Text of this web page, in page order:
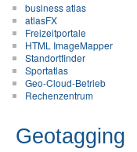
business atlas
atlasFX
Freizeitportale
HTML ImageMapper
Standortfinder
Sportatlas
Geo-Cloud-Betrieb
Rechenzentrum
Geotagging